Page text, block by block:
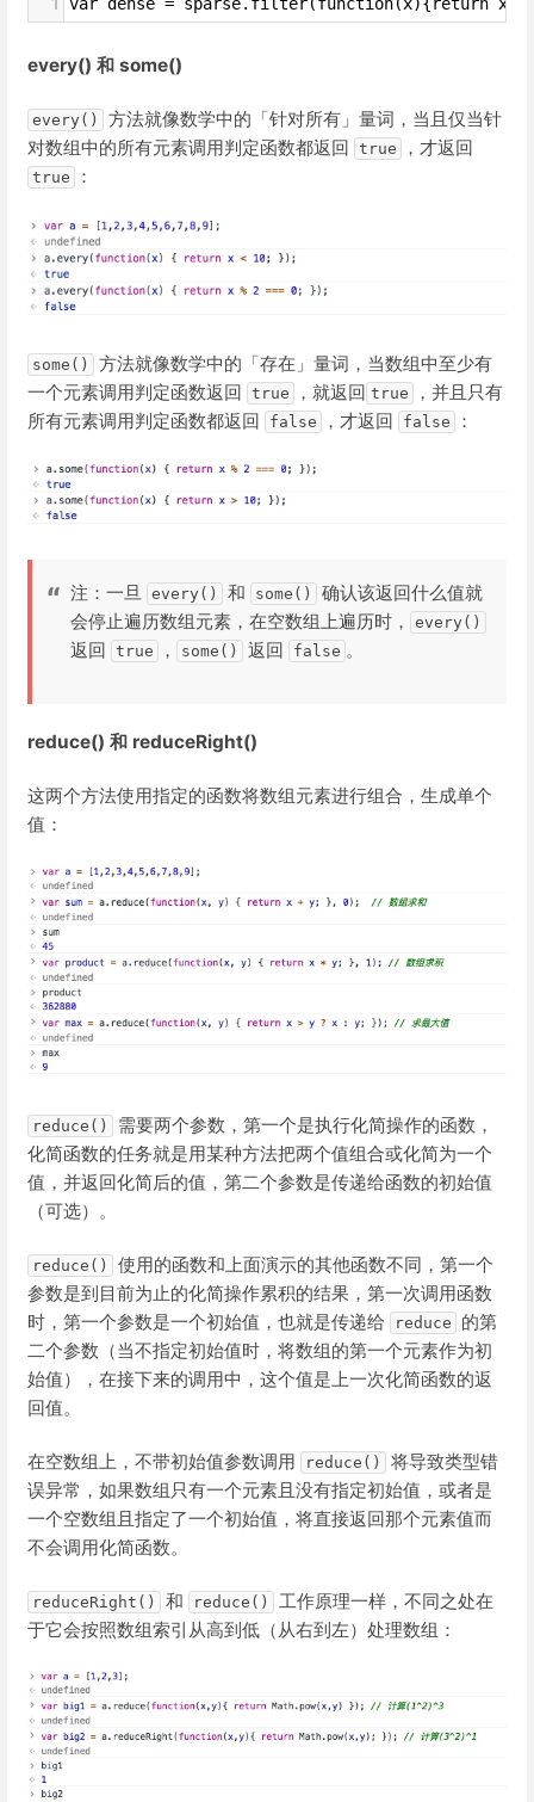
every() 和 some()
every()
方法就像数学中的「针对所有」量词，当且仅当针
对数组中的所有元素调用判定函数都返回
true ，才返回
true ：
some()
方法就像数学中的「存在」量词，当数组中至少有
一个元素调用判定函数返回 true ，就返回 true
，并且只有
所有元素调用判定函数都返回
false ，才返回 false ：
注：一旦 every() 和 some()
确认该返回什么值就
会停止遍历数组元素，在空数组上遍历时，
every()
返回 true ， some() 返回 false 。
reduce() 和 reduceRight()
这两个方法使用指定的函数将数组元素进行组合，生成单个
值：
reduce()
需要两个参数，第一个是执行化简操作的函数，
化简函数的任务就是用某种方法把两个值组合或化简为一个
值，并返回化简后的值，第二个参数是传递给函数的初始值
（可选）。
reduce()
使用的函数和上面演示的其他函数不同，第一个
参数是到目前为止的化简操作累积的结果，第一次调用函数
时，第一个参数是一个初始值，也就是传递给
reduce
的第
二个参数（当不指定初始值时，将数组的第一个元素作为初
始值），在接下来的调用中，这个值是上一次化简函数的返
回值。
在空数组上，不带初始值参数调用 reduce()
将导致类型错
误异常，如果数组只有一个元素且没有指定初始值，或者是
一个空数组且指定了一个初始值，将直接返回那个元素值而
不会调用化简函数。
reduceRight() 和 reduce()
工作原理一样，不同之处在
于它会按照数组索引从高到低（从右到左）处理数组：